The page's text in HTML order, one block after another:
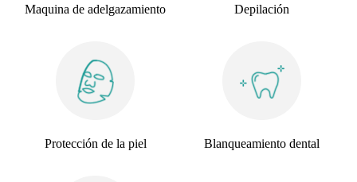
Maquina de adelgazamiento Depilación
Protección de la piel Blanqueamiento dental